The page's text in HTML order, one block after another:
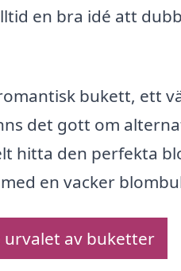
en bra idé att
bukett, ett
det gott om
hitta den perfekta
en vacker
urvalet av buketter